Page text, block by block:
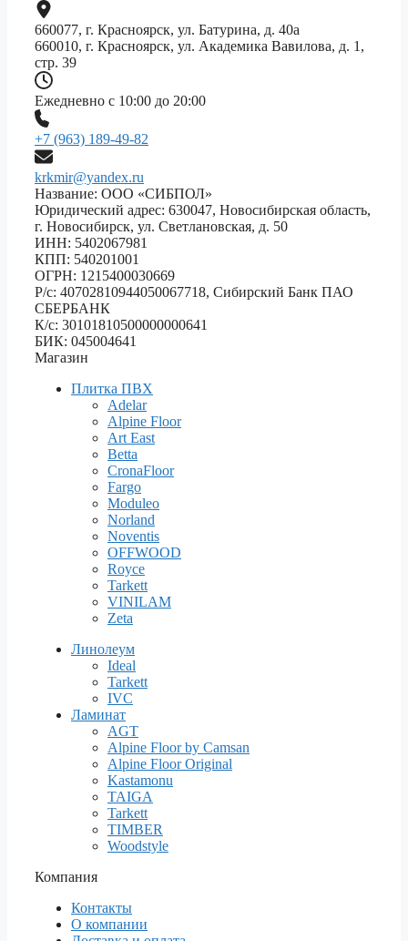
660077, г. Красноярск, ул. Батурина, д. 40а
660010, г. Красноярск, ул. Академика Вавилова, д. 1,
стр. 39
Ежедневно с 10:00 до 20:00
+7 (963) 189-49-82
krkmir@yandex.ru
Название: ООО «СИБПОЛ»
Юридический адрес: 630047, Новосибирская область,
г. Новосибирск, ул. Светлановская, д. 50
ИНН: 5402067981
КПП: 540201001
ОГРН: 1215400030669
Р/с: 40702810944050067718, Сибирский Банк ПАО
СБЕРБАНК
К/с: 30101810500000000641
БИК: 045004641
Магазин
Плитка ПВХ
Adelar
Alpine Floor
Art East
Betta
CronaFloor
Fargo
Moduleo
Norland
Noventis
OFFWOOD
Royce
Tarkett
VINILAM
Zeta
Линолеум
Ideal
Tarkett
IVC
Ламинат
AGT
Alpine Floor by Camsan
Alpine Floor Original
Kastamonu
TAIGA
Tarkett
TIMBER
Woodstyle
Компания
Контакты
О компании